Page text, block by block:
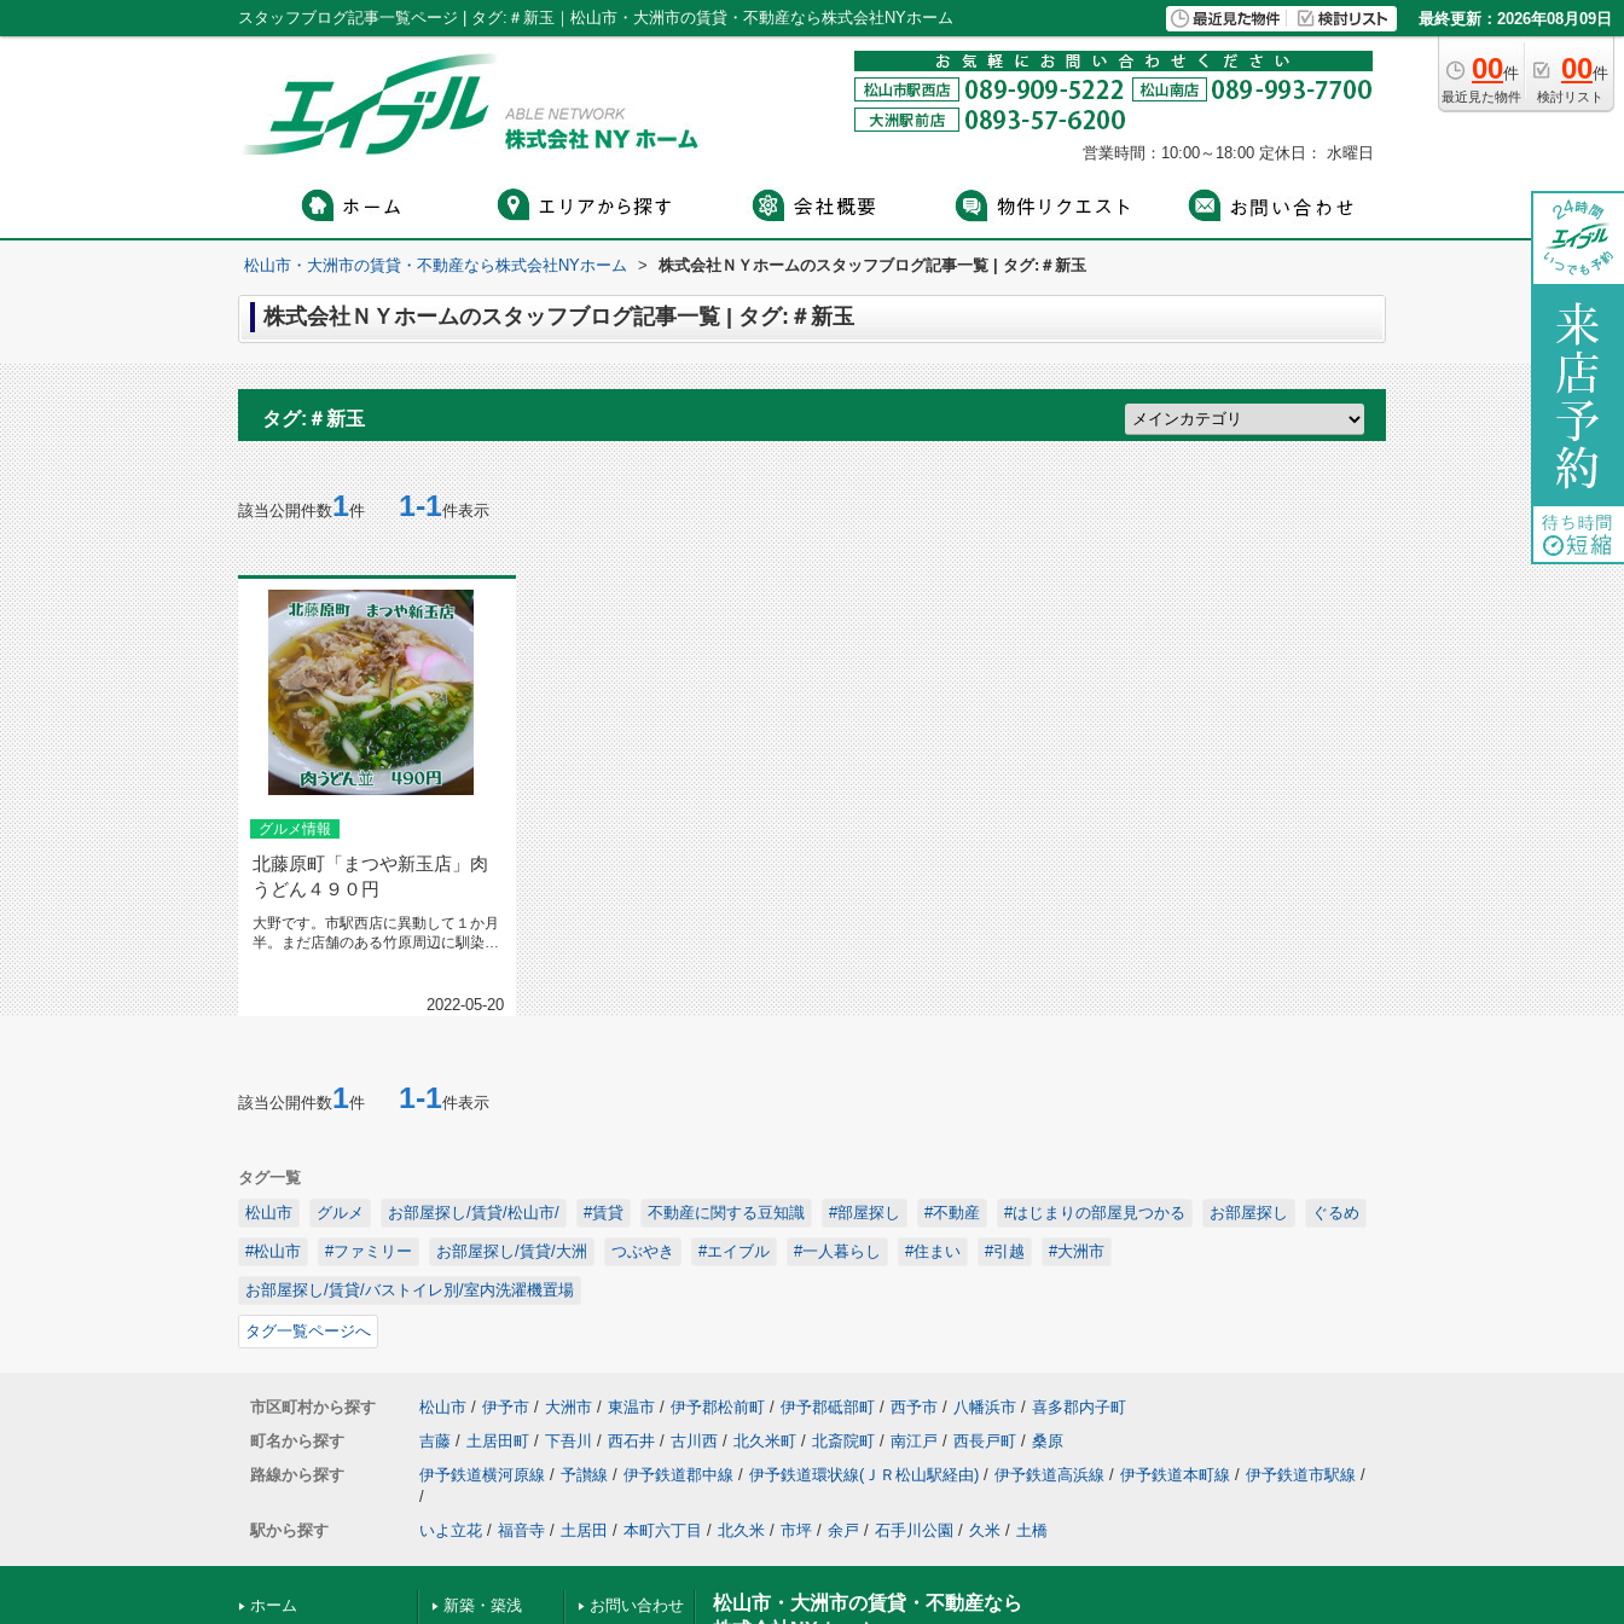
スタッフブログ記事一覧ページ | タグ:＃新玉｜松山市・大洲市の賃貸・不動産なら株式会社NYホーム 最終更新：2026年08月09日
00件
最近見た物件
00件
検討リスト
営業時間：10:00～18:00 定休日： 水曜日
松山市・大洲市の賃貸・不動産なら株式会社NYホーム > 株式会社ＮＹホームのスタッフブログ記事一覧 | タグ:＃新玉
株式会社ＮＹホームのスタッフブログ記事一覧 | タグ:＃新玉
タグ:＃新玉
該当公開件数1件1-1件表示
グルメ情報
北藤原町「まつや新玉店」肉
うどん４９０円
大野です。市駅西店に異動して１か月
半。まだ店舗のある竹原周辺に馴染ん
2022-05-20
該当公開件数1件 1-1件表示
タグ一覧
松山市
グルメ お部屋探し/賃貸/松山市/ #賃貸 不動産に関する豆知識 #部屋探し #不動産 #はじまりの部屋見つかる お部屋探し ぐるめ
#松山市 #ファミリー お部屋探し/賃貸/大洲 つぶやき #エイブル #一人暮らし #住まい #引越 #大洲市
お部屋探し/賃貸/バストイレ別/室内洗濯機置場
タグ一覧ページへ
市区町村から探す 松山市 / 伊予市 / 大洲市 / 東温市 / 伊予郡松前町 / 伊予郡砥部町 / 西予市 / 八幡浜市 / 喜多郡内子町
町名から探す
吉藤 / 土居田町 / 下吾川 / 西石井 / 古川西 / 北久米町 / 北斎院町 / 南江戸 / 西長戸町 / 桑原
路線から探す
伊予鉄道横河原線 / 予讃線 / 伊予鉄道郡中線 / 伊予鉄道環状線(ＪＲ松山駅経由) / 伊予鉄道高浜線 / 伊予鉄道本町線 / 伊予鉄道市駅線 /
/
駅から探す
いよ立花 / 福音寺 / 土居田 / 本町六丁目 / 北久米 / 市坪 / 余戸 / 石手川公園 / 久米 / 土橋
ホーム 新築・築浅 お問い合わせ
松山市・大洲市の賃貸・不動産なら